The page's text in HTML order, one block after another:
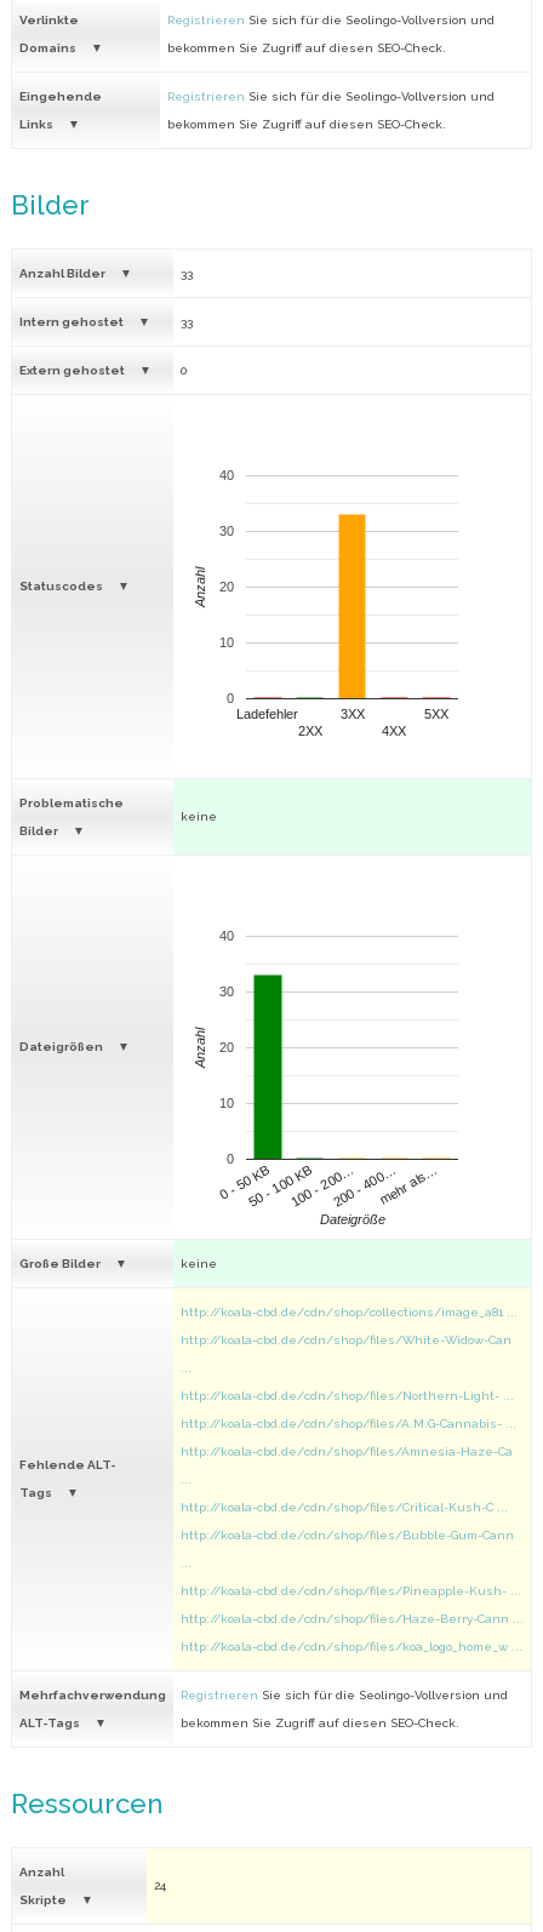
Verlinkte
Domains
Registrieren Sie sich für die Seolingo-Vollversion und
bekommen Sie Zugriff auf diesen SEO-Check.
Eingehende
Links
Registrieren Sie sich für die Seolingo-Vollversion und
bekommen Sie Zugriff auf diesen SEO-Check.
Bilder
Anzahl Bilder 33
Intern gehostet 33
Extern gehostet 0
Statuscodes
Ladefehler
2XX
3XX
4XX
5XX
0
10
20
30
40
Anzahl
Problematische
Bilder
keine
Dateigrößen
0 - 50 KB50 - 100 KB100 - 200…200 - 400…mehr als…
0
10
20
30
40
Dateigröße
Anzahl
Große Bilder keine
Fehlende ALT-
Tags
http://koala-cbd.de/cdn/shop/collections/image_a81 ...
http://koala-cbd.de/cdn/shop/files/White-Widow-Can
http://koala-cbd.de/cdn/shop/files/Northern-Light- ...
http://koala-cbd.de/cdn/shop/files/A.M.G-Cannabis- ...
http://koala-cbd.de/cdn/shop/files/Amnesia-Haze-Ca
http://koala-cbd.de/cdn/shop/files/Critical-Kush-C ...
http://koala-cbd.de/cdn/shop/files/Bubble-Gum-Cann
http://koala-cbd.de/cdn/shop/files/Pineapple-Kush- ...
http://koala-cbd.de/cdn/shop/files/Haze-Berry-Cann ...
http://koala-cbd.de/cdn/shop/files/koa_logo_home_w ...
Mehrfachverwendung
ALT-Tags
Registrieren Sie sich für die Seolingo-Vollversion und
bekommen Sie Zugriff auf diesen SEO-Check.
Ressourcen
Anzahl
Skripte
24